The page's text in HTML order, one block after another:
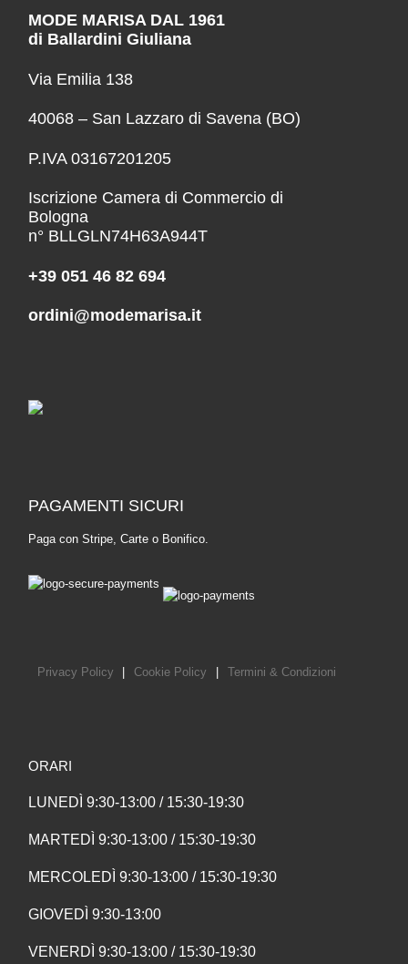
MODE MARISA DAL 1961
di Ballardini Giuliana
Via Emilia 138
40068 – San Lazzaro di Savena (BO)
P.IVA 03167201205
Iscrizione Camera di Commercio di
Bologna
n° BLLGLN74H63A944T
+39 051 46 82 694
ordini@modemarisa.it
PAGAMENTI SICURI
Paga con Stripe, Carte o Bonifico.
Privacy Policy Cookie Policy Termini & Condizioni
ORARI
LUNEDÌ 9:30-13:00 / 15:30-19:30
MARTEDÌ 9:30-13:00 / 15:30-19:30
MERCOLEDÌ 9:30-13:00 / 15:30-19:30
GIOVEDÌ 9:30-13:00
VENERDÌ 9:30-13:00 / 15:30-19:30